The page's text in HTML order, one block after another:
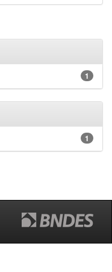
1
1